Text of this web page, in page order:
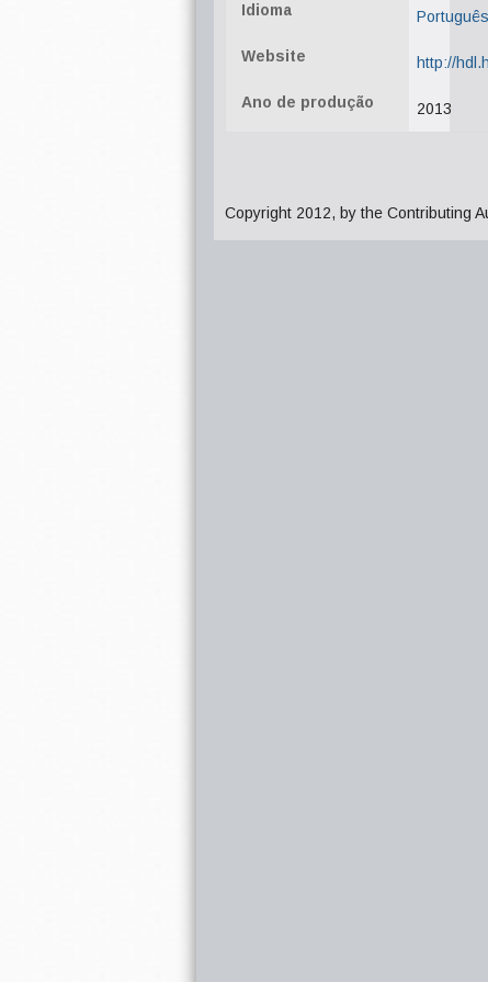
Idioma Português
Website http://
Ano de produção 2013
Copyright 2012, by the Contributing